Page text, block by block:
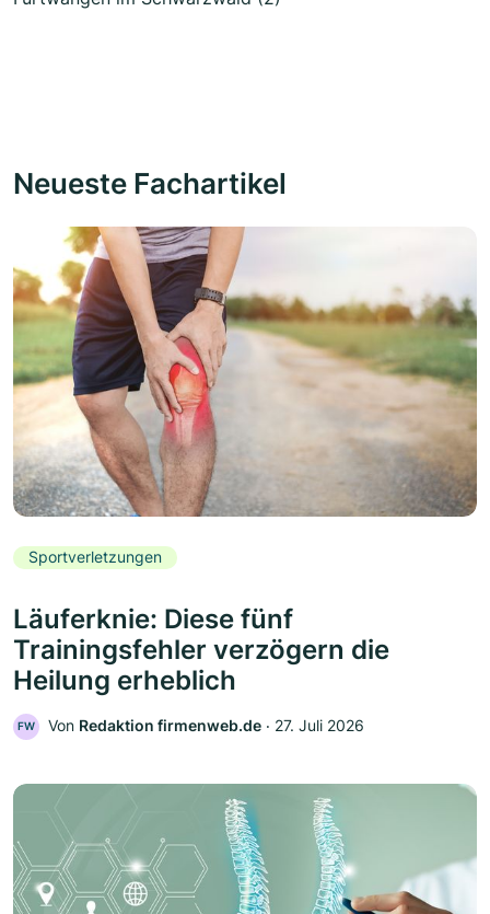
Neueste Fachartikel
Sportverletzungen
Läuferknie: Diese fünf
Trainingsfehler verzögern die
Heilung erheblich
FW Von Redaktion firmenweb.de ‧ 27. Juli 2026